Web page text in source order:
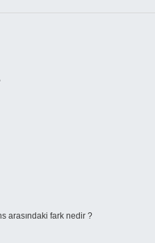
arasındaki fark nedir ?